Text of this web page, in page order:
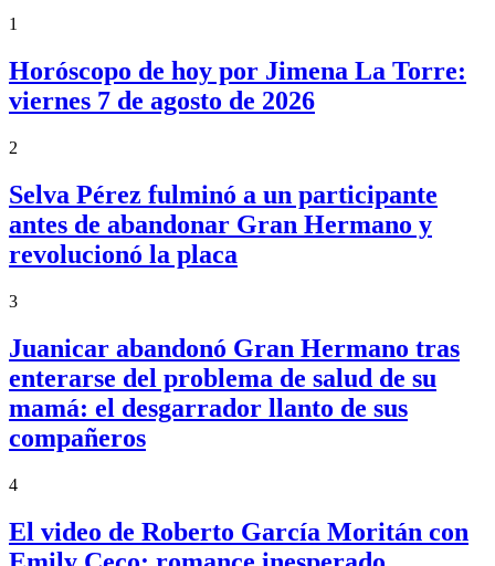
1
Horóscopo de hoy por Jimena La Torre:
viernes 7 de agosto de 2026
2
Selva Pérez fulminó a un participante
antes de abandonar Gran Hermano y
revolucionó la placa
3
Juanicar abandonó Gran Hermano tras
enterarse del problema de salud de su
mamá: el desgarrador llanto de sus
compañeros
4
El video de Roberto García Moritán con